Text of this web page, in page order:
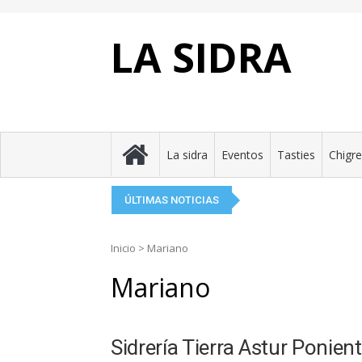
LA SIDRA
La sidra Eventos Tasties
ÚLTIMAS NOTICIAS
El Festival de la
La Taverne Celte,
Tierra Astur
Asturies perafita
Inicio > Mariano
Mariano
Sidrería Tierra Astur